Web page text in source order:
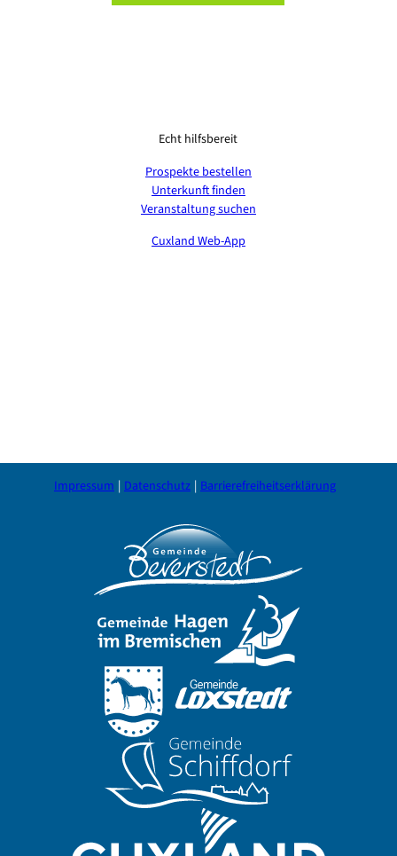
Echt hilfsbereit
Prospekte bestellen
Unterkunft finden
Veranstaltung suchen
Cuxland Web-App
Impressum Datenschutz Barrierefreiheitserklärung